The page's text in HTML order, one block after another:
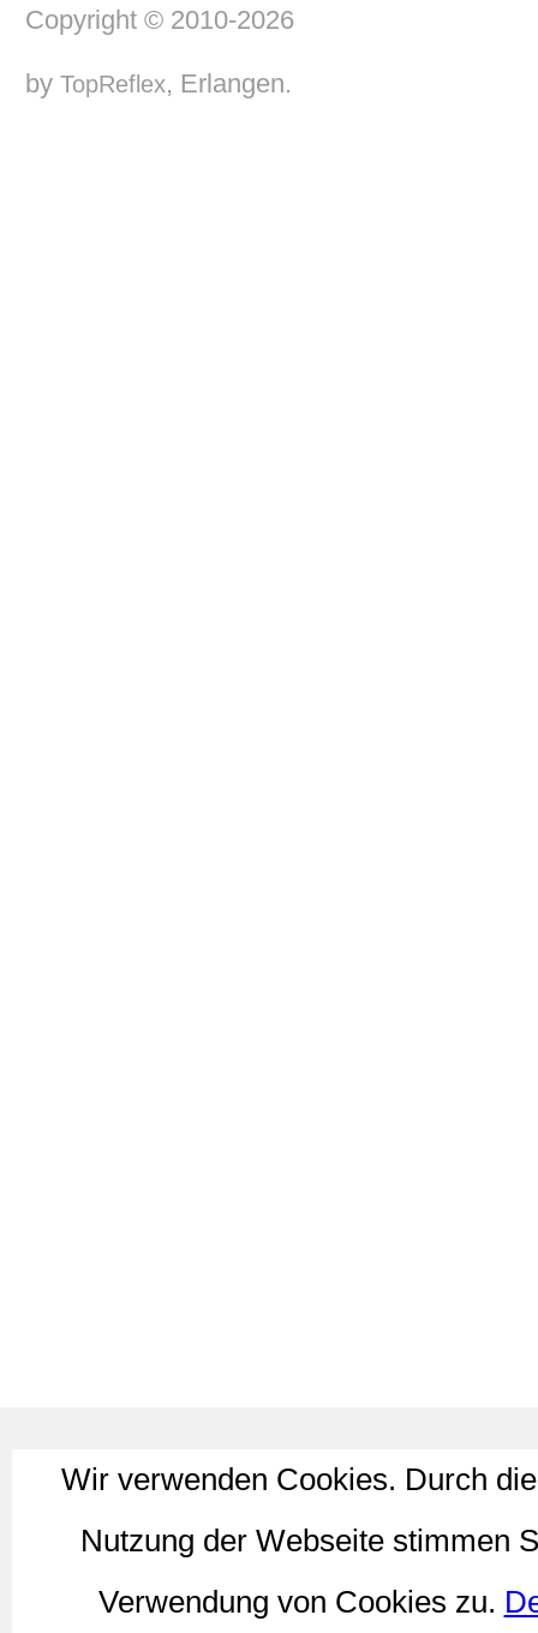
Wir verwenden Cookies. Durch
Nutzung der Webseite stimmen
Verwendung von Cookies zu.
Copyright © 2010-2026
by TopReflex, Erlangen.